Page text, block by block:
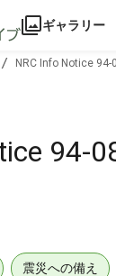
ギャラリー
NRC Info Notice
94-
震災への備え